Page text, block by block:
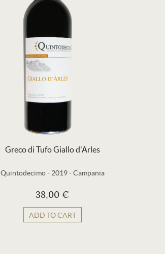
Greco di Tufo Giallo d'Arles
Quintodecimo - 2019-Campania
38,00 €
ADD TO CART